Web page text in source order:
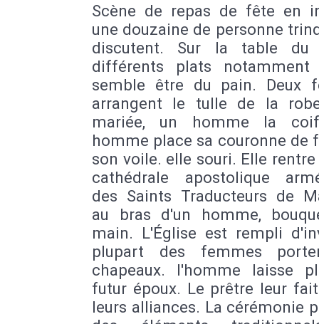
Scène de repas de fête en
une douzaine de personne
discutent. Sur la table
différents plats
semble être du pain. Deux
arrangent le tulle de la
mariée, un homme la
homme place sa couronne de
son voile. elle souri. Elle
cathédrale apostolique
des Saints Traducteurs de
au bras d'un homme,
main. L'Église est rempli
plupart des femmes
chapeaux. l'homme laisse
futur époux. Le prêtre leur
leurs alliances. La cérémonie